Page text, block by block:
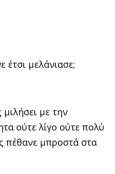
έτσι μελάνιασε;
με την
ούτε λίγο ούτε πολύ
πέθανε μπροστά στα